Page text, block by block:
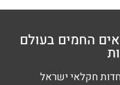
החמים בעולם
חקלאי ישראל